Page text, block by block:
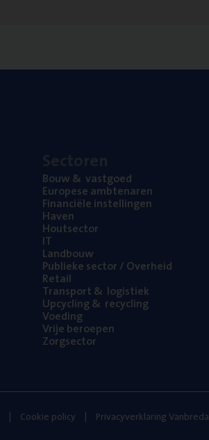
Bouw& vastgoed
Euro­pe­se ambtenaren
Finan­ci­ë­le instellingen
Haven
Hout­sec­tor
IT
Land­bouw
Publie­ke sec­tor / Overheid
Retail
Trans­port& logistiek
Upcy­cling& recycling
Voe­ding
Vrije beroe­pen
Zorg­sec­tor
Cookie policy Privacyverklaring Vanbreda